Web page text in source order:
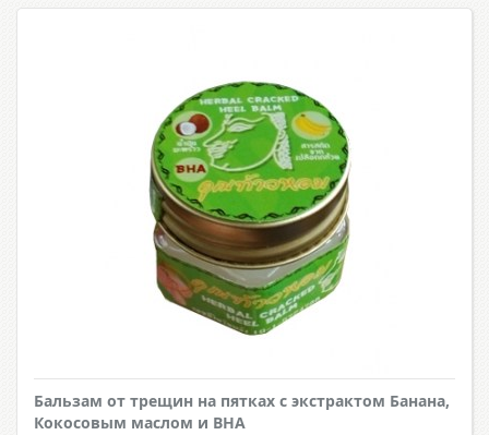
Бальзам от трещин на пятках с экстрактом Банана,
Кокосовым маслом и BHA